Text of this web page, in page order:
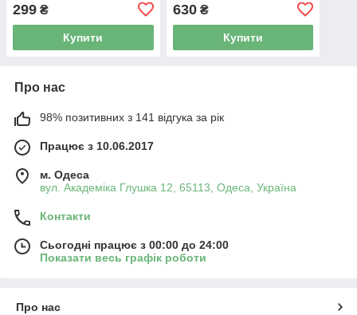
299 ₴
Купити
630₴
Купити
Про нас
98% позитивних з 141 відгука за рік
Працює з 10.06.2017
м. Одеса
вул. Академіка Глушка 12, 65113, Одеса, Україна
Контакти
Сьогодні працює з 00:00 до 24:00
Показати весь графік роботи
Про нас